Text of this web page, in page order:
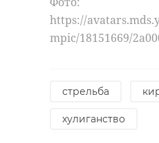
https://
mpic/18151669/
стрельба
хулиганство